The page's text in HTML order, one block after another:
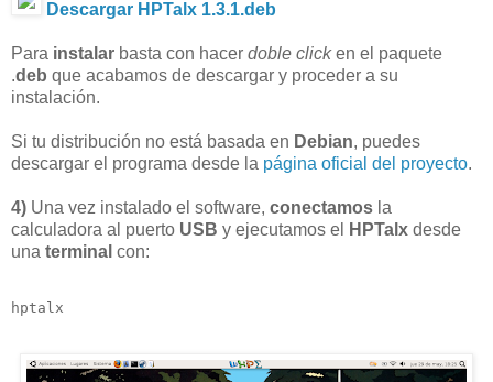
Descargar HPTalx 1.3.1.deb
Para instalar basta con hacer doble clicken el paquete
.deb que acabamos de descargar y proceder a su
instalación.
Si tu distribución no está basada en Debian, puedes
descargar el programa desde la página oficial del proyecto.
4) Una vez instalado el software, conectamos la
calculadora al puerto USB y ejecutamos el HPTalx desde
una terminal con:
hptalx